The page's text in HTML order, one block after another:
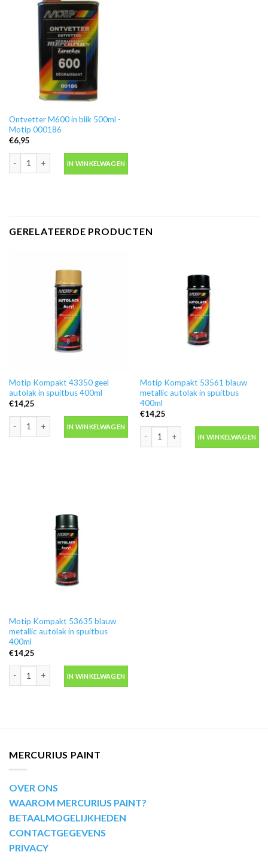
Ontvetter M600 in blik 500ml -
Motip 000186
€6,95
Ontvetter M600 in blik 500ml -Motip 000186 aantal
IN WINKELWAGEN
GERELATEERDE PRODUCTEN
Motip Kompakt 43350 geel
autolak in spuitbus 400ml
€14,25
Motip Kompakt 43350 geel autolak in spuitbus 400ml aantal
IN WINKELWAGEN
Motip Kompakt 53561 blauw
metallic autolak in spuitbus
400ml
€14,25
Motip Kompakt 53561 blauw
IN WINKELWAGEN
Motip Kompakt 53635 blauw
metallic autolak in spuitbus
400ml
€14,25
IN WINKELWAGEN
MERCURIUS PAINT
OVER ONS
WAAROM MERCURIUS PAINT?
BETAALMOGELIJKHEDEN
CONTACTGEGEVENS
PRIVACY